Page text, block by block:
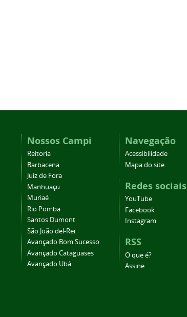
Nossos Campi
Reitoria
Barbacena
Juiz de Fora
Manhuaçu
Muriaé
Rio Pomba
Santos Dumont
São João del-Rei
Avançado Bom Sucesso
Avançado Cataguases
Avançado Ubá
Navegação
Acessibilidade
Mapa do site
Redes sociais
YouTube
Facebook
Instagram
RSS
O que é?
Assine